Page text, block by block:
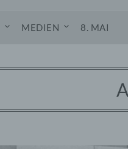
MEDIEN 8. MAI